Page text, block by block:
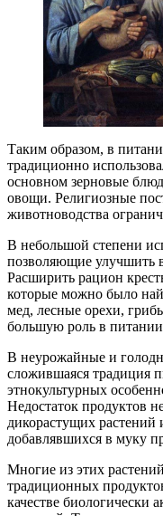
Таким образом, в
традиционно
основном зерновые
овощи. Религиозные
животноводства
В небольшой степени
позволяющие улучшить
Расширить рацион
которые можно было
мед, лесные орехи,
большую роль в
В неурожайные и
сложившаяся традиция
этнокультурных
Недостаток продуктов
дикорастущих растений
добавлявшихся в муку
Многие из этих
традиционных
качестве биологически